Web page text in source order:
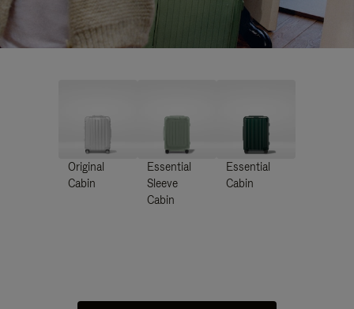
Original
Cabin
Essential
Sleeve
Cabin
Essential
Cabin